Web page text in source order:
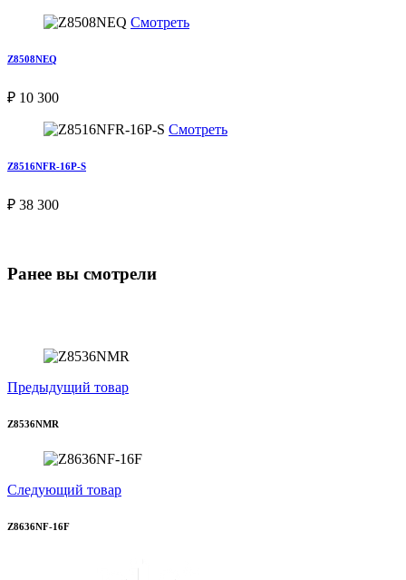
Смотреть
Z8508NEQ
₽ 10 300
Смотреть
Z8516NFR-16P-S
₽ 38 300
Ранее вы смотрели
Предыдущий товар
Z8536NMR
Следующий товар
Z8636NF-16F